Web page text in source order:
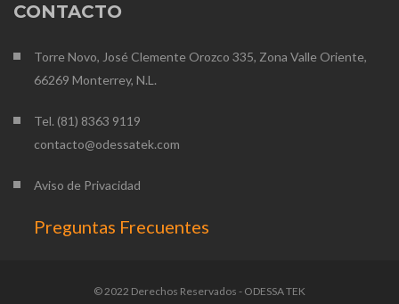
CONTACTO
Torre Novo, José Clemente Orozco 335, Zona Valle Oriente,
66269 Monterrey, N.L.
Tel. (81) 8363 9119
contacto@odessatek.com
Aviso de Privacidad
Preguntas Frecuentes
© 2022 Derechos Reservados - ODESSA TEK